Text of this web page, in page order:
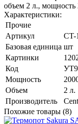
объем 2 л., мощность
Характеристики:
Прочие
Артикул
CT-
Базовая единица шт
Картинки
Код
Мощность
Объем
2 л.
Производитель
Похожие товары (8)